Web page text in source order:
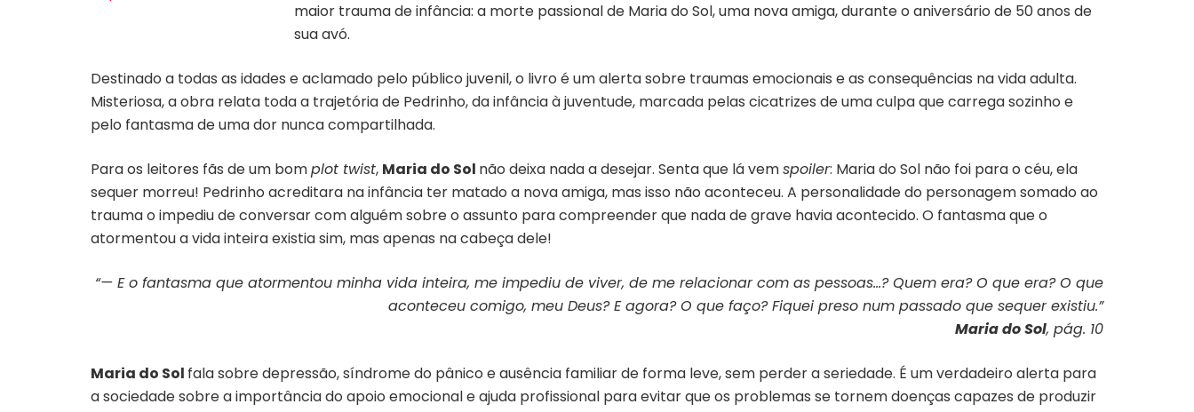
maior trauma de infância: a morte passional de Maria do Sol, uma nova amiga, durante o aniversário de 50 anos de
sua avó.
Destinado a todas as idades e aclamado pelo público juvenil, o livro é um alerta sobre traumas emocionais e as consequências na vida adulta.
Misteriosa, a obra relata toda a trajetória de Pedrinho, da infância à juventude, marcada pelas cicatrizes de uma culpa que carrega sozinho e
pelo fantasma de uma dor nunca compartilhada.
Para os leitores fãs de um bomplot twist, Maria do Sol não deixa nada a desejar. Senta que lá vemspoiler: Maria do Sol não foi para o céu, ela
sequer morreu! Pedrinho acreditara na infância ter matado a nova amiga, mas isso não aconteceu. A personalidade do personagem somado ao
trauma o impediu de conversar com alguém sobre o assunto para compreender que nada de grave havia acontecido. O fantasma que o
atormentou a vida inteira existia sim, mas apenas na cabeça dele!
“— E o fantasma que atormentou minha vida inteira, me impediu de viver, de me relacionar com as pessoas…? Quem era? O que era? O que
aconteceu comigo, meu Deus? E agora? O que faço? Fiquei preso num passado que sequer existiu.”
Maria do Sol, pág. 10
Maria do Sol fala sobre depressão, síndrome do pânico e ausência familiar de forma leve, sem perder a seriedade. É um verdadeiro alerta para
a sociedade sobre a importância do apoio emocional e ajuda profissional para evitar que os problemas se tornem doenças capazes de produzir